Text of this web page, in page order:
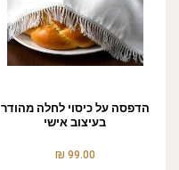
הדפסה על כיסוי לחלה מהודר
בעיצוב אישי
99.00
₪